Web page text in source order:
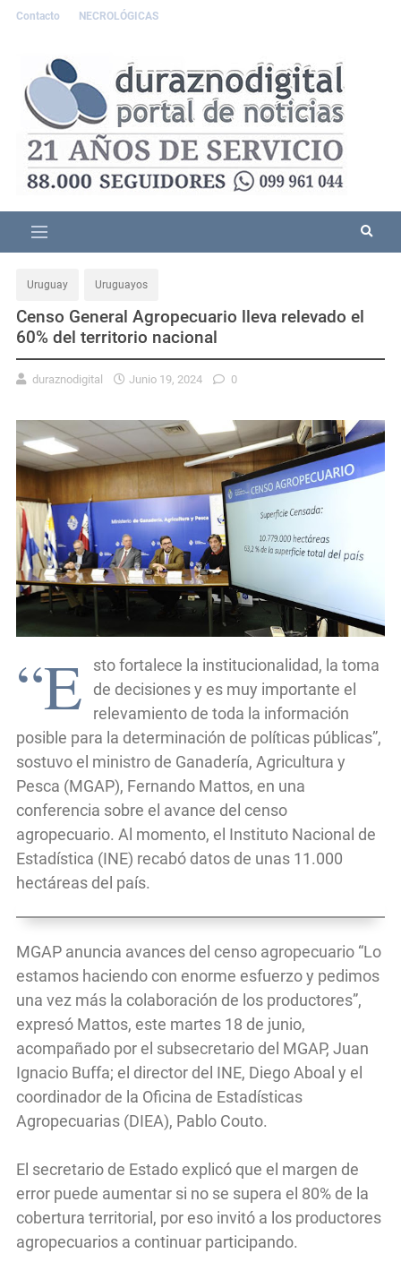
Contacto NECROLÓGICAS
Uruguay Uruguayos
Censo General Agropecuario lleva relevado el
60% del territorio nacional
duraznodigital Junio 19, 2024 0
“E
sto fortalece la institucionalidad, la toma
de decisiones y es muy importante el
relevamiento de toda la información
posible para la determinación de políticas públicas”,
sostuvo el ministro de Ganadería, Agricultura y
Pesca (MGAP), Fernando Mattos, en una
conferencia sobre el avance del censo
agropecuario. Al momento, el Instituto Nacional de
Estadística (INE) recabó datos de unas 11.000
hectáreas del país.
MGAP anuncia avances del censo agropecuario “Lo
estamos haciendo con enorme esfuerzo y pedimos
una vez más la colaboración de los productores”,
expresó Mattos, este martes 18 de junio,
acompañado por el subsecretario del MGAP, Juan
Ignacio Buffa; el director del INE, Diego Aboal y el
coordinador de la Oficina de Estadísticas
Agropecuarias (DIEA), Pablo Couto.
El secretario de Estado explicó que el margen de
error puede aumentar si no se supera el 80% de la
cobertura territorial, por eso invitó a los productores
agropecuarios a continuar participando.